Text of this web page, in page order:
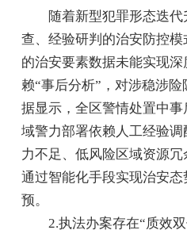
随着新型犯罪形态迭
查、经验研判的治安防控
的治安要素数据未能实现
赖“事后分析”，对涉稳涉
据显示，全区警情处置中
域警力部署依赖人工经验
力不足、低风险区域资源
通过智能化手段实现治安
预。
2.执法办案存在“质效